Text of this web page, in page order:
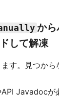
から
して解凍
す。見つか
API Javadoc